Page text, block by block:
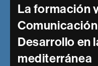
La formación
Desarrollo en
mediterránea